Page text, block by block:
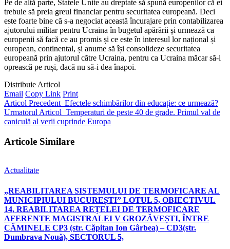
Pe de altă parte, Statele Unite au dreptate să spună europenilor că ei
trebuie să preia greul financiar pentru securitatea europeană. Deci
este foarte bine că s-a negociat această încurajare prin contabilizarea
ajutorului militar pentru Ucraina în bugetul apărării și urmează ca
europenii să facă ce au promis și ce este în interesul lor național și
european, continental, și anume să își consolideze securitatea
europeană prin ajutorul către Ucraina, pentru ca Ucraina măcar să-i
oprească pe ruși, dacă nu să-i dea înapoi.
Distribuie Articol
Email Copy Link Print
Articol Precedent Efectele schimbărilor din educație: ce urmează?
Urmatorul Articol Temperaturi de peste 40 de grade. Primul val de
caniculă al verii cuprinde Europa
Articole Similare
Actualitate
„REABILITAREA SISTEMULUI DE TERMOFICARE AL
MUNICIPIULUI BUCUREȘTI” LOTUL 5, OBIECTIVUL
14, REABILITAREA REȚELEI DE TERMOFICARE
AFERENTE MAGISTRALEI V GROZĂVEȘTI, ÎNTRE
CĂMINELE CP3 (str. Căpitan Ion Gârbea) – CD3(str.
Dumbrava Nouă), SECTORUL 5,